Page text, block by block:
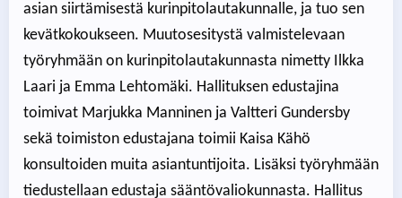
asian siirtämisestä kurinpitolautakunnalle, ja tuo sen
kevätkokoukseen. Muutosesitystä valmistelevaan
työryhmään on kurinpitolautakunnasta nimetty Ilkka
Laari ja Emma Lehtomäki. Hallituksen edustajina
toimivat Marjukka Manninen ja Valtteri Gundersby
sekä toimiston edustajana toimii Kaisa Kähö
konsultoiden muita asiantuntijoita. Lisäksi työryhmään
tiedustellaan edustaja sääntövaliokunnasta. Hallitus